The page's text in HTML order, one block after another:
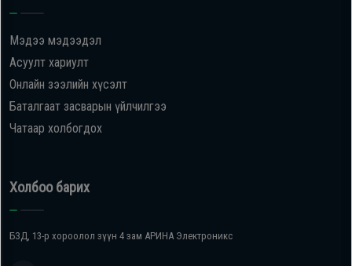
Мэдээ мэдээдэл
Асуулт хариулт
Онлайн зээлийн хүсэлт
Баталгаат засварын үйлчилгээ
Чатаар холбогдох
Холбоо барих
БЗД, 13-р хороолол зүүн 4 зам АРИНА Электроникс